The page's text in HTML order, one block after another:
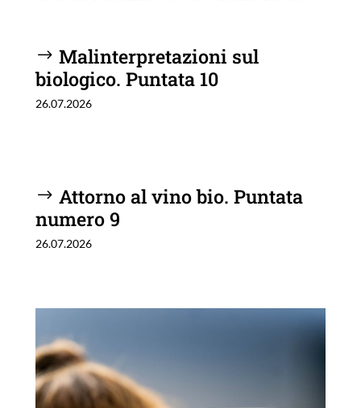
Malinterpretazioni sul
biologico. Puntata 10
26.07.2026
Attorno al vino bio. Puntata
numero 9
26.07.2026